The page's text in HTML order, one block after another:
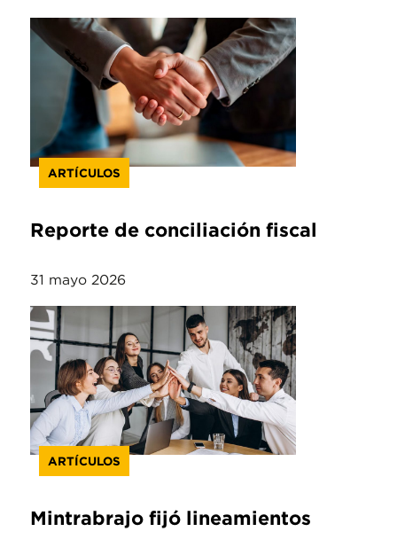
ARTÍCULOS
Reporte de conciliación fiscal
31 mayo 2026
ARTÍCULOS
Mintrabrajo fijó lineamientos